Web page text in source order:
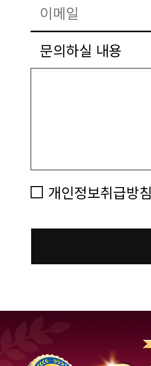
문의하실 내용
개인정보취급방침